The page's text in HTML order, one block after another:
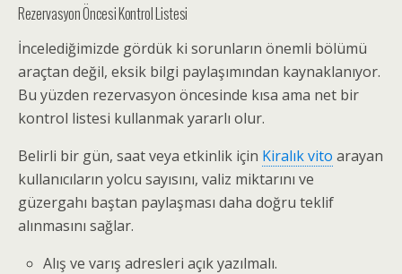
Rezervasyon Öncesi Kontrol Listesi
İncelediğimizde gördük ki sorunların önemli bölümü
araçtan değil, eksik bilgi paylaşımından kaynaklanıyor.
Bu yüzden rezervasyon öncesinde kısa ama net bir
kontrol listesi kullanmak yararlı olur.
Belirli bir gün, saat veya etkinlik için Kiralık vito arayan
kullanıcıların yolcu sayısını, valiz miktarını ve
güzergahı baştan paylaşması daha doğru teklif
alınmasını sağlar.
Alış ve varış adresleri açık yazılmalı.